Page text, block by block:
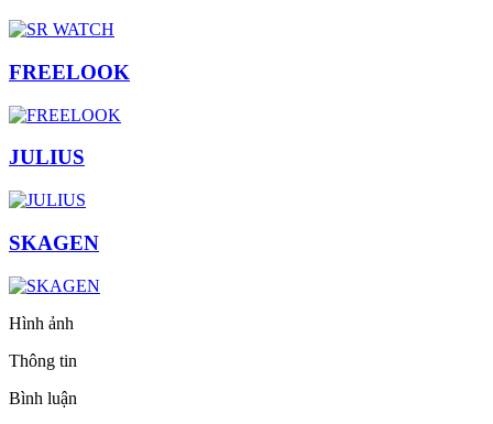
FREELOOK
JULIUS
SKAGEN
Hình ảnh
Thông tin
Bình luận